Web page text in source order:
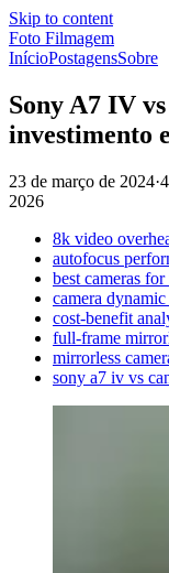
Skip to content
Foto Filmagem
InícioPostagensSobre
Sony A7 IV
investimento
23 de março de 2024·
2026
8k video
autofocus
best cameras
camera
cost-benefit
full-frame
mirrorless
sony a7 iv vs